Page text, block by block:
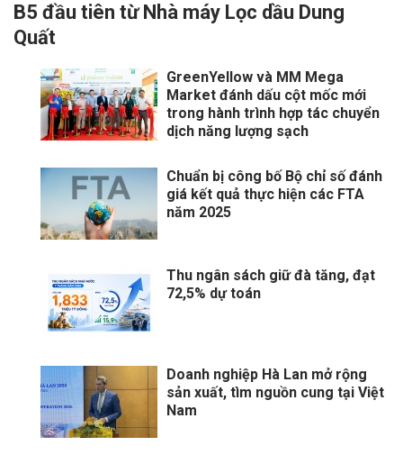
B5 đầu tiên từ Nhà máy Lọc dầu Dung
Quất
GreenYellow và MM Mega
Market đánh dấu cột mốc mới
trong hành trình hợp tác chuyển
dịch năng lượng sạch
Chuẩn bị công bố Bộ chỉ số đánh
giá kết quả thực hiện các FTA
năm 2025
Thu ngân sách giữ đà tăng, đạt
72,5% dự toán
Doanh nghiệp Hà Lan mở rộng
sản xuất, tìm nguồn cung tại Việt
Nam